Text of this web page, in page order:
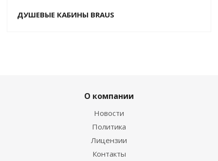
ДУШЕВЫЕ КАБИНЫ BRAUS
О компании
Новости
Политика
Лицензии
Контакты